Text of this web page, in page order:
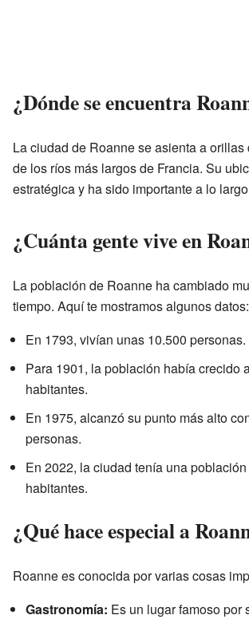
¿Dónde se encuentra
La ciudad de Roanne se asienta a orillas
de los ríos más largos de Francia. Su
estratégica y ha sido importante a lo
¿Cuánta gente vive en
La población de Roanne ha cambiado
tiempo. Aquí te mostramos algunos datos:
En 1793, vivían unas 10.500 personas.
Para 1901, la población había crecido
habitantes.
En 1975, alcanzó su punto más alto
personas.
En 2022, la ciudad tenía una
habitantes.
¿Qué hace especial a
Roanne es conocida por varias cosas
Gastronomía: Es un lugar famoso por